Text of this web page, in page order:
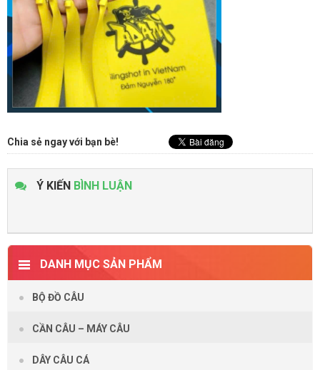
Chia sẻ ngay với bạn bè!
Ý KIẾN BÌNH LUẬN
DANH MỤC SẢN PHẨM
BỘ ĐỒ CÂU
CẦN CÂU – MÁY CÂU
DÂY CÂU CÁ